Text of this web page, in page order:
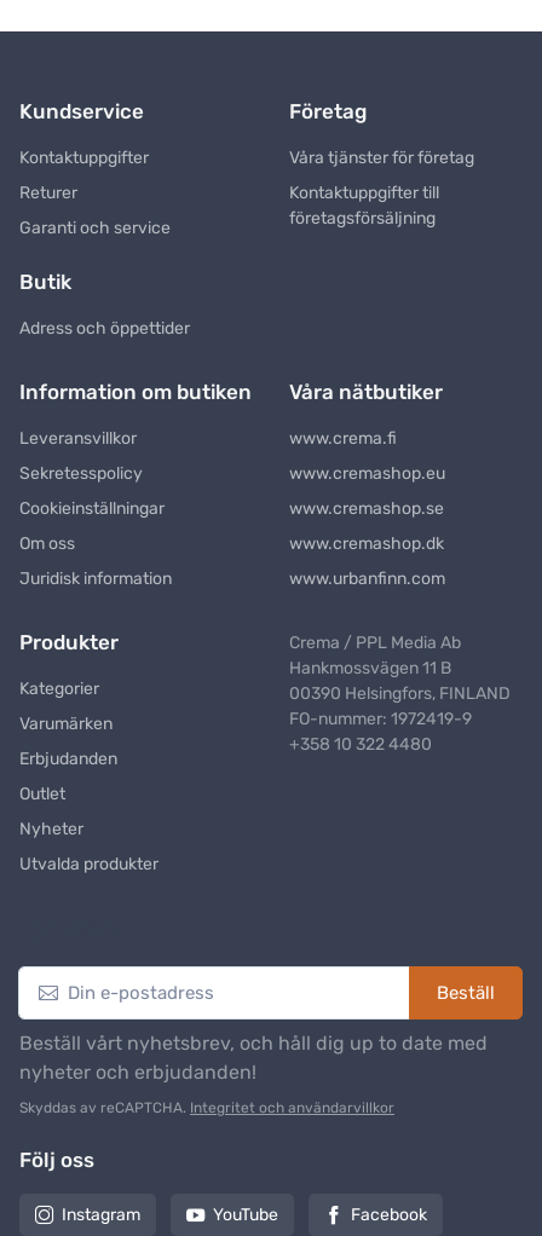
Kundservice
Kontaktuppgifter
Returer
Garanti och service
Företag
Våra tjänster för företag
Kontaktuppgifter till
företagsförsäljning
Butik
Adress och öppettider
Information om butiken
Leveransvillkor
Sekretesspolicy
Cookieinställningar
Om oss
Juridisk information
Våra nätbutiker
www.crema.fi
www.cremashop.eu
www.cremashop.se
www.cremashop.dk
www.urbanfinn.com
Produkter
Kategorier
Varumärken
Erbjudanden
Outlet
Nyheter
Utvalda produkter
Crema / PPL Media Ab
Hankmossvägen 11 B
00390 Helsingfors, FINLAND
FO-nummer: 1972419-9
+358 10 322 4480
Beställ
Beställ vårt nyhetsbrev, och håll dig up to date med
nyheter och erbjudanden!
Skyddas av reCAPTCHA. Integritet och användarvillkor
Följ oss
Instagram YouTube Facebook